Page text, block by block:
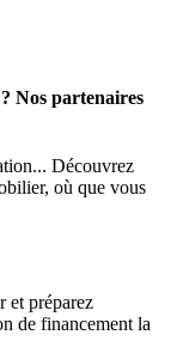
Nos partenaires
Découvrez
où que vous
et préparez
de financement la